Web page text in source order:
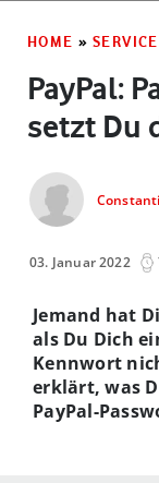
HOME »
PayPal:
setzt Du
03. Januar 2022
Jemand hat
als Du Dich
Kennwort
erklärt, was
PayPal-